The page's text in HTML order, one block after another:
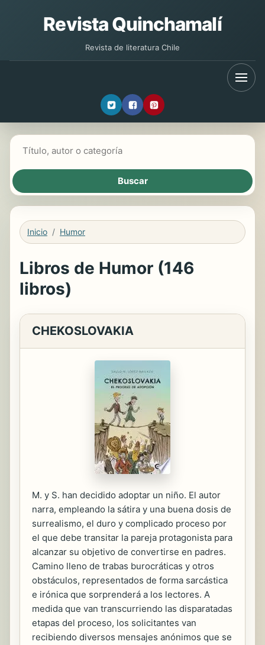
Revista Quinchamalí
Revista de literatura Chile
Inicio Humor
Libros de Humor (146
libros)
CHEKOSLOVAKIA
M. y S. han decidido adoptar un niño. El autor
narra, empleando la sátira y una buena dosis de
surrealismo, el duro y complicado proceso por
el que debe transitar la pareja protagonista para
alcanzar su objetivo de convertirse en padres.
Camino lleno de trabas burocráticas y otros
obstáculos, representados de forma sarcástica
e irónica que sorprenderá a los lectores. A
medida que van transcurriendo las disparatadas
etapas del proceso, los solicitantes van
recibiendo diversos mensajes anónimos que se